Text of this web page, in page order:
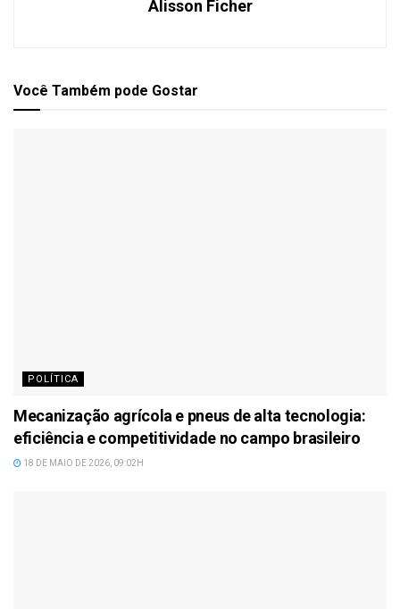
Alisson Ficher
Você Também pode Gostar
POLÍTICA
Mecanização agrícola e pneus de alta tecnologia:
eficiência e competitividade no campo brasileiro
18 DE MAIO DE 2026, 09:02H